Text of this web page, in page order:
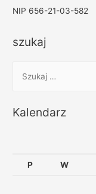
NIP 656-21-03-582
szukaj
Kalendarz
P W